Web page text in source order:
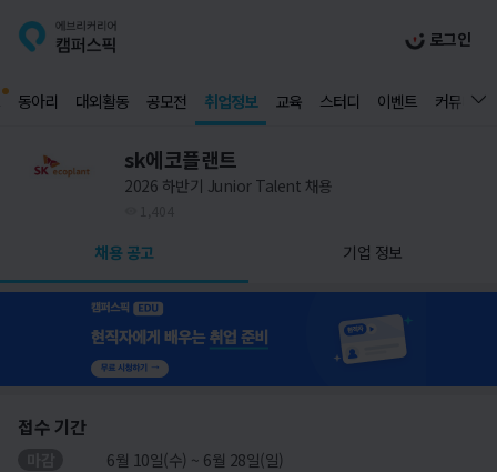
로그인
동아리 대외활동 공모전 취업정보 교육 스터디 이벤트 커뮤니티
sk에코플랜트
2026 하반기 Junior Talent 채용
채용 공고 기업 정보
접수 기간
6월 10일(수) ~ 6월 28일(일)